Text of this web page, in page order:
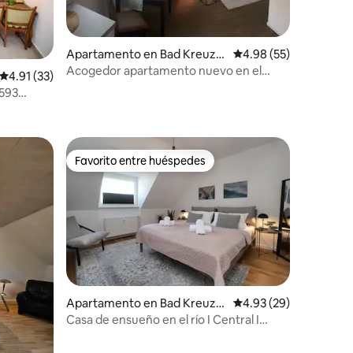
Calificación promedio: 4.91 de 5, 33 reseñas
4.91 (33)
Apartamento en Bad Kreuzn
ach
Calificación
4.98 (55)
Acogedor apartamento nuevo en el
Favorito entre huéspedes
Favorito entre huéspedes
Apartamento en Bad Kreuzn
ach
Calificación
4.93 (29)
Casa de ensueño en el río I Central I